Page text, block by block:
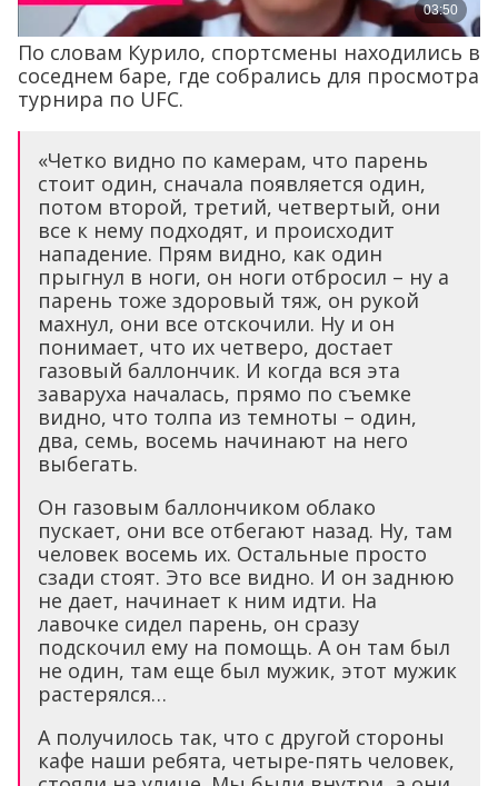
По словам Курило, спортсмены находились в
соседнем баре, где собрались для просмотра
турнира по UFC.
«Четко видно по камерам, что парень
стоит один, сначала появляется один,
потом второй, третий, четвертый, они
все к нему подходят, и происходит
нападение. Прям видно, как один
прыгнул в ноги, он ноги отбросил – ну а
парень тоже здоровый тяж, он рукой
махнул, они все отскочили. Ну и он
понимает, что их четверо, достает
газовый баллончик. И когда вся эта
заваруха началась, прямо по съемке
видно, что толпа из темноты – один,
два, семь, восемь начинают на него
выбегать.
Он газовым баллончиком облако
пускает, они все отбегают назад. Ну, там
человек восемь их. Остальные просто
сзади стоят. Это все видно. И он заднюю
не дает, начинает к ним идти. На
лавочке сидел парень, он сразу
подскочил ему на помощь. А он там был
не один, там еще был мужик, этот мужик
растерялся…
А получилось так, что с другой стороны
кафе наши ребята, четыре-пять человек,